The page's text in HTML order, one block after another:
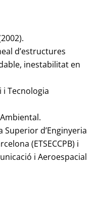
d’estructures
inestabilitat en
i Tecnologia
Superior d’Enginyeria
(ETSECCPB) i
i Aeroespacial